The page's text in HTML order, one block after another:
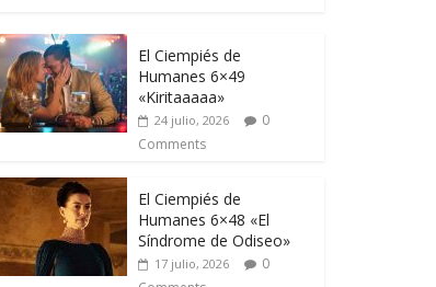
El Ciempiés de
Humanes 6×49
«Kiritaaaaa»
24 julio, 2026
0
Comments
El Ciempiés de
Humanes 6×48 «El
Síndrome de Odiseo»
17 julio, 2026
0